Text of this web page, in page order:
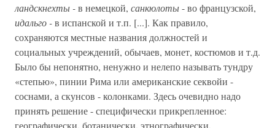
ландскнехты -в немецкой, санкюлоты- во французской,
идальго -в испанской и т.п. [...]. Как правило,
сохраняются местные названия должностей и
социальных учреждений, обычаев, монет, костюмов и т.д.
Было бы непонятно, ненужно и нелепо называть тундру
«степью», пинии Рима или американские секвойи -
соснами, а скунсов - колонками. Здесь очевидно надо
принять решение - специфически прикрепленное:
географически, ботанически, этнографически,